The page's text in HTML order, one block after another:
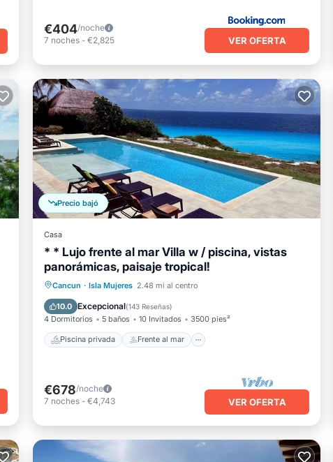
€404/noche
7 noches - €2,825 VER OFERTA
Precio bajó
Casa
* * Lujo frente al mar Villa w / piscina, vistas
panorámicas, paisaje tropical!
Cancun · Isla Mujeres 2.48 mi al centro
10.0 Excepcional(143 Reseñas)
4 Dormitorios 5 baños 10 Invitados 3500 pies²
Piscina privada Frente al mar
Piscina privada
Frente al mar
Aparcamiento
Piscina
€678/noche
7 noches - €4,743 VER OFERTA